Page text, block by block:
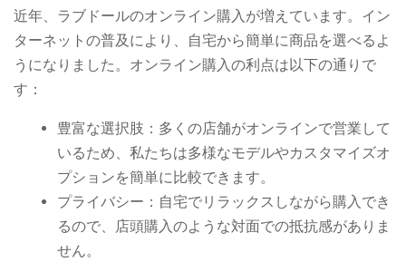
近年、ラブドールのオンライン購入が増えています。イン
ターネットの普及により、自宅から簡単に商品を選べるよ
うになりました。オンライン購入の利点は以下の通りで
す：
豊富な選択肢：多くの店舗がオンラインで営業して
いるため、私たちは多様なモデルやカスタマイズオ
プションを簡単に比較できます。
プライバシー：自宅でリラックスしながら購入でき
るので、店頭購入のような対面での抵抗感がありま
せん。